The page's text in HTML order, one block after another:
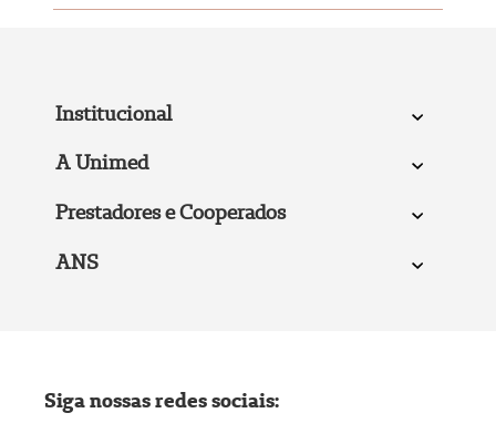
Institucional
A Unimed
Prestadores e Cooperados
ANS
Siga nossas redes sociais: